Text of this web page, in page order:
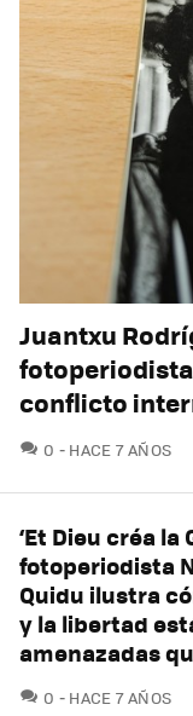
Juantxu
conflicto
0 COMENTARIOS
HACE 7 AÑOS
‘Et Dieu créa la
fotoperiodista
Quidu ilustra
y la libertad
amenazadas
0 COMENTARIOS
HACE 7 AÑOS